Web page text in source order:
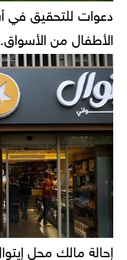
دعوات للتحقيق
الأطفال من
إحالة مالك محل